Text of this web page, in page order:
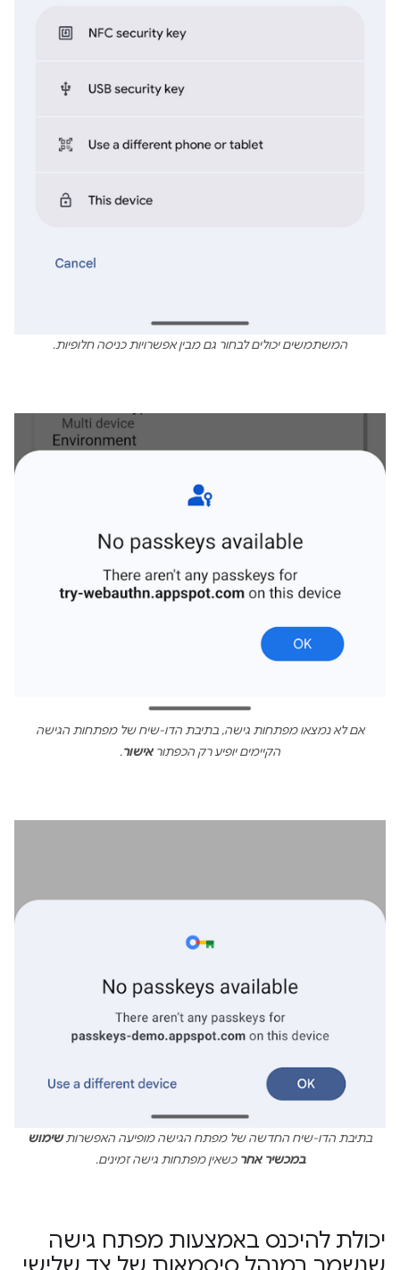
המשתמשים יכולים לבחור גם מבין אפשרויות כניסה חלופיות.
אם לא נמצאו מפתחות גישה, בתיבת הדו-שיח של מפתחות הגישה
הקיימים יופיע רק הכפתוראישור.
בתיבת הדו-שיח החדשה של מפתח הגישה מופיעה האפשרותשימוש
במכשיר אחר כשאין מפתחות גישה זמינים.
יכולת להיכנס באמצעות מפתח גישה